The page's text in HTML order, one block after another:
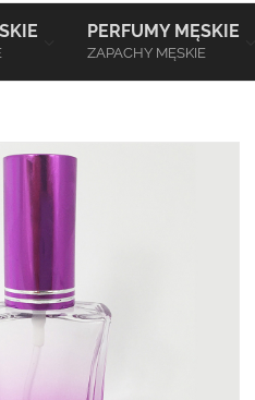
PERFUMY MĘSKIE
ZAPACHY MĘSKIE